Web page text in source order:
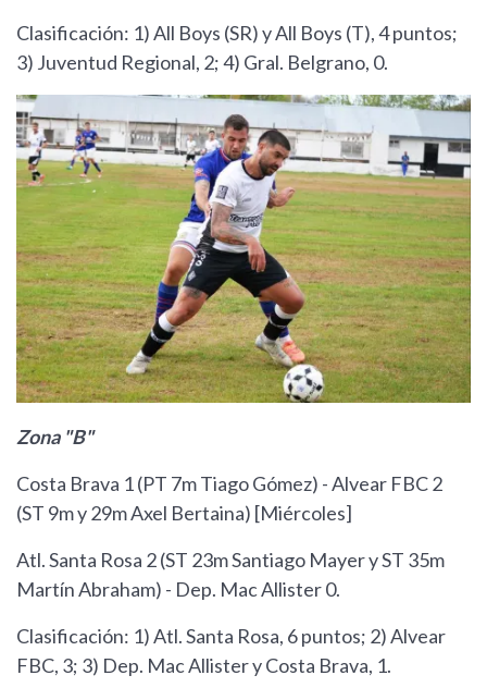
Clasificación: 1) All Boys (SR) y All Boys (T), 4 puntos;
3) Juventud Regional, 2; 4) Gral. Belgrano, 0.
Zona "B"
Costa Brava 1 (PT 7m Tiago Gómez) - Alvear FBC 2
(ST 9m y 29m Axel Bertaina) [Miércoles]
Atl. Santa Rosa 2 (ST 23m Santiago Mayer y ST 35m
Martín Abraham) - Dep. Mac Allister 0.
Clasificación: 1) Atl. Santa Rosa, 6 puntos; 2) Alvear
FBC, 3; 3) Dep. Mac Allister y Costa Brava, 1.